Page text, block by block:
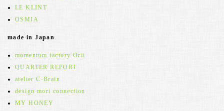
LE KLINT
OSMIA
made in Japan
momentum factory Orii
QUARTER REPORT
atelier C-Brain
design mori connection
MY HONEY